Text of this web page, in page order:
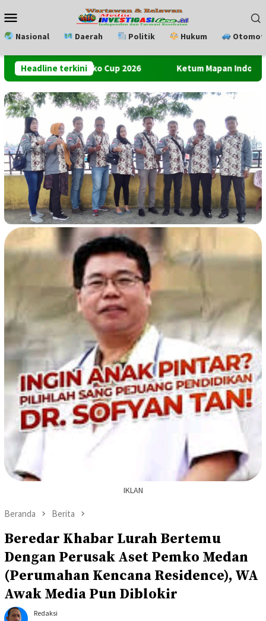
ke
kontenMobile
Nasional Daerah Politik Hukum
Headline terkini
Pemko Cup 2026 Ketum Mapan Indonessia
IKLAN
Beranda Berita
Beredar Khabar Lurah Bertemu
Dengan Perusak Aset Pemko Medan
(Perumahan Kencana Residence), WA
Awak Media Pun Diblokir
Redaksi